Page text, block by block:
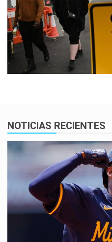
NOTICIAS RECIENTES